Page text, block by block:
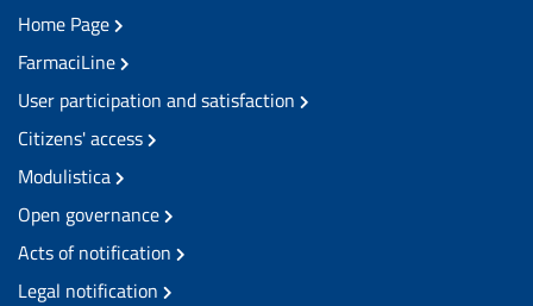
Home Page
FarmaciLine
User participation and satisfaction
Citizens' access
Modulistica
Open governance
Acts of notification
Legal notification